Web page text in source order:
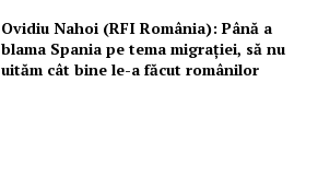
Ovidiu Nahoi (RFI România): Până a
blama Spania pe tema migrației, să nu
uităm cât bine le-a făcut românilor